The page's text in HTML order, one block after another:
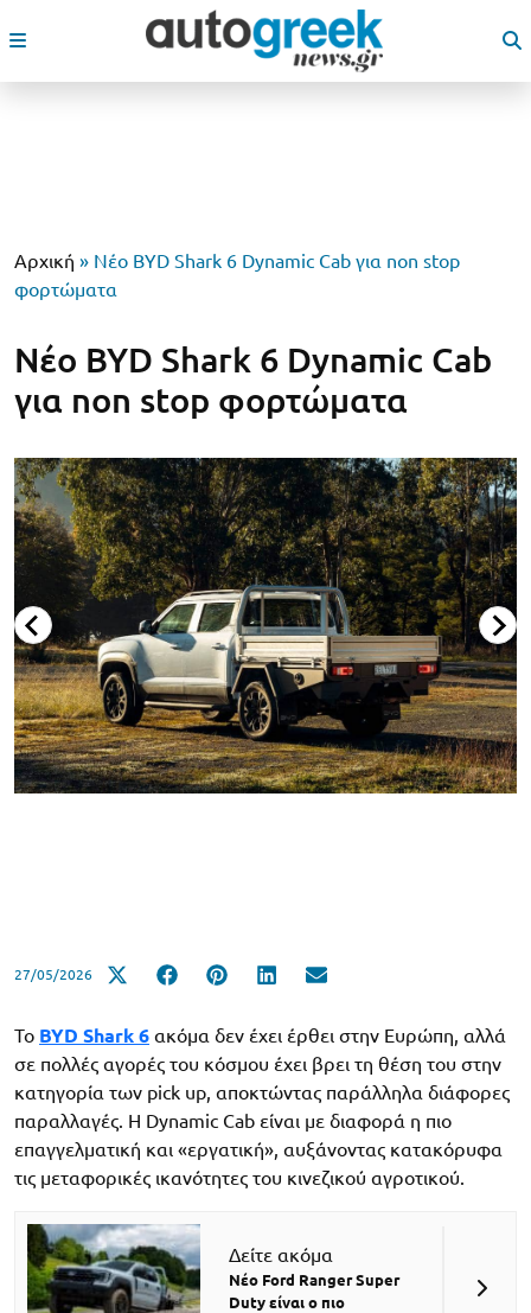
Αρχική » Νέο BYD Shark 6 Dynamic Cab για non stop
φορτώματα
Νέο BYD Shark 6 Dynamic Cab
για non stop φορτώματα
27/05/2026
Το BYD Shark 6 ακόμα δεν έχει έρθει στην Ευρώπη, αλλά
σε πολλές αγορές του κόσμου έχει βρει τη θέση του στην
κατηγορία των pick up, αποκτώντας παράλληλα διάφορες
παραλλαγές. Η Dynamic Cab είναι με διαφορά η πιο
επαγγελματική και «εργατική», αυξάνοντας κατακόρυφα
τις μεταφορικές ικανότητες του κινεζικού αγροτικού.
Δείτε ακόμα
Νέο Ford Ranger Super
Duty είναι ο πιο